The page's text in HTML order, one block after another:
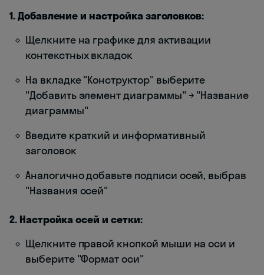
1. Добавление и настройка заголовков:
Щелкните на графике для активации
контекстных вкладок
На вкладке "Конструктор" выберите
"Добавить элемент диаграммы" → "Название
диаграммы"
Введите краткий и информативный
заголовок
Аналогично добавьте подписи осей, выбрав
"Названия осей"
2. Настройка осей и сетки:
Щелкните правой кнопкой мыши на оси и
выберите "Формат оси"